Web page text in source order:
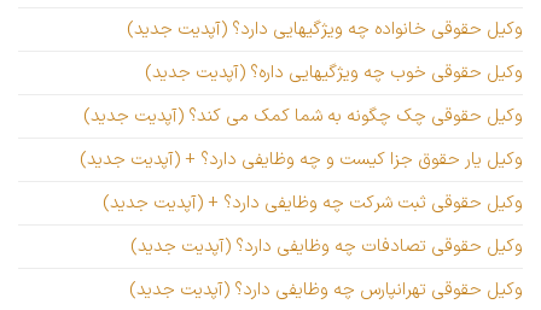
وکیل حقوقی خانواده چه ویژگیهایی دارد؟ (آپدیت جدید)
وکیل حقوقی خوب چه ویژگیهایی داره؟ (آپدیت جدید)
وکیل حقوقی چک چگونه به شما کمک می کند؟ (آپدیت جدید)
وکیل یار حقوق جزا کیست و چه وظایفی دارد؟ + (آپدیت جدید)
وکیل حقوقی ثبت شرکت چه وظایفی دارد؟ + (آپدیت جدید)
وکیل حقوقی تصادفات چه وظایفی دارد؟ (آپدیت جدید)
وکیل حقوقی تهرانپارس چه وظایفی دارد؟ (آپدیت جدید)